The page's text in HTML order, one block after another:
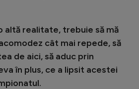
altă realitate, trebuie să mă
cât mai repede, să
de aici, să aduc prin
în plus, ce a lipsit acestei